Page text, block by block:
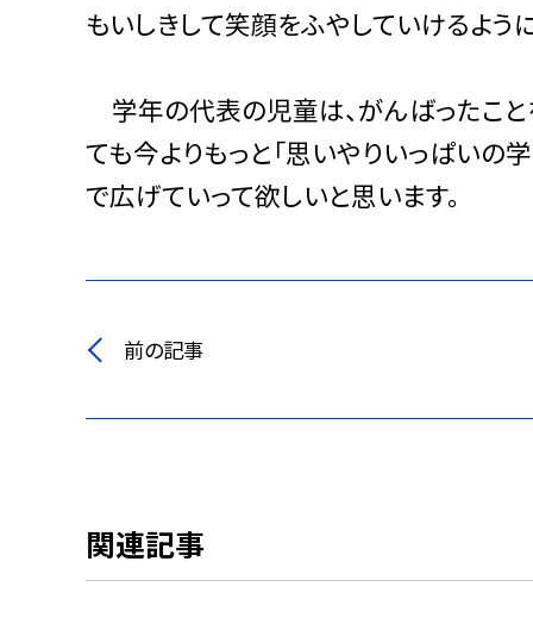
もいしきして笑顔をふやしていけるよう
学年の代表の児童は、がんばったこと
ても今よりもっと「思いやりいっぱいの
で広げていって欲しいと思います。
前の記事
関連記事